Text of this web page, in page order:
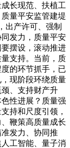
长现范、扶植工
量平安监管建堤
出产许可、强制
发力，质量平安
摆设，滚动推进
支持。当前，质
的环节抓手，已
现阶段环绕质量
、支持财产升
性进展？质量强
持和尺度引领，
鞭策高质量成长
发力、协同推
工智能、量子消